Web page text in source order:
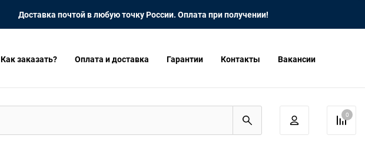
Доставка почтой в любую точку России. Оплата при получении!
Как заказать? Оплата и доставка Гарантии Контакты Вакансии
0